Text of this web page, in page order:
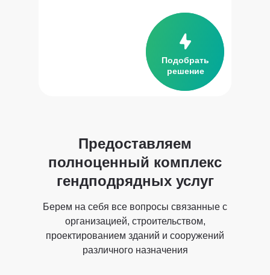
Модуль столовые
Подобрать
решение
Предоставляем
полноценный комплекс
гендподрядных услуг
Берем на себя все вопросы связанные с
организацией, строительством,
проектированием зданий и сооружений
различного назначения